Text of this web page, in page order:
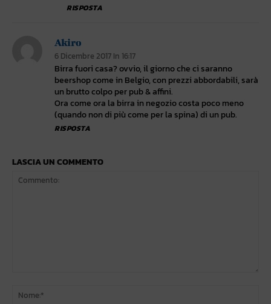
RISPOSTA
Akiro
6 Dicembre 2017 In 16:17
Birra fuori casa? ovvio, il giorno che ci saranno
beershop come in Belgio, con prezzi abbordabili, sarà
un brutto colpo per pub & affini.
Ora come ora la birra in negozio costa poco meno
(quando non di più come per la spina) di un pub.
RISPOSTA
LASCIA UN COMMENTO